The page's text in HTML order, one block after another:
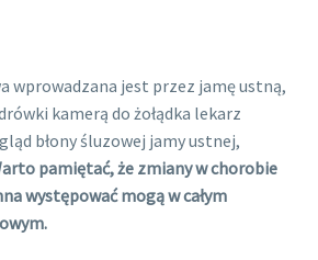
wprowadzana jest przez jamę ustną,
kamerą do żołądka lekarz
błony śluzowej jamy ustnej,
pamiętać, że zmiany w chorobie
występować mogą w całym